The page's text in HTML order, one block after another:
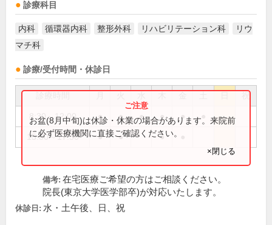
診療科目
内科 循環器内科 整形外科 リハビリテーション科
リウ
マチ科
診療/受付時間・休診日
祝
8:30～12:00 ● ● ● ● ●
15:00～17:30 ● ● ●
お盆(8月中旬)は休診・休業の場合があります。来院前
に必ず医療機関に直接ご確認ください。
×閉じる
備考: 在宅医療ご希望の方はご相談ください。
院長(東京大学医学部卒)が対応いたします。
休診日: 水・土午後、日、祝